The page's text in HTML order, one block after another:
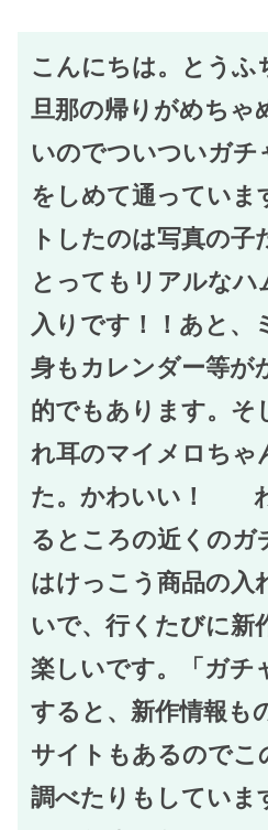
こんにちは。とうふ
旦那の帰りがめちゃ
いのでついついガチ
をしめて通ってい
トしたのは写真の子
とってもリアルなハ
入りです！！あと、
身もカレンダー等が
的でもあります。そ
れ耳のマイメロちゃ
た。かわいい！
るところの近くのガ
はけっこう商品の入
いで、行くたびに新
楽しいです。「ガチ
すると、新作情報も
サイトもあるのでこ
調べたりもしていま